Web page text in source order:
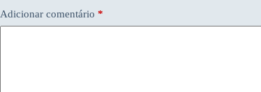
Adicionar comentário *